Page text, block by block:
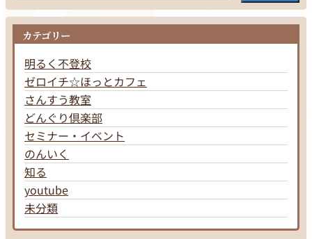
カテゴリー
明るく不登校
ゼロイチ☆ほっとカフェ
さんすう教室
どんぐり倶楽部
セミナー・イベント
のんいく
知る
youtube
未分類